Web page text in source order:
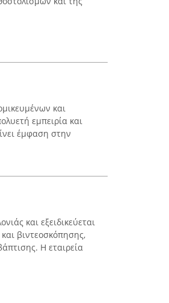
και
εμπειρία και
έμφαση στην
και εξειδικεύεται
βιντεοσκόπησης,
Η εταιρεία